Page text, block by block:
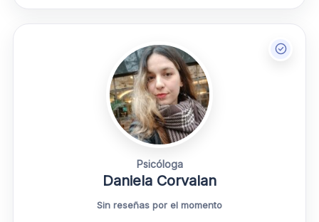
Psicóloga
Daniela Corvalan
Sin reseñas por el momento